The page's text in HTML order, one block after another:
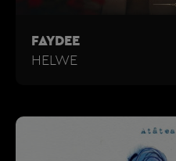
FAYDEE
HELWE